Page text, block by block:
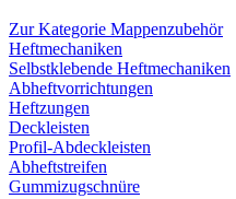
Zur Kategorie Mappenzubehör
Heftmechaniken
Selbstklebende Heftmechaniken
Abheftvorrichtungen
Heftzungen
Deckleisten
Profil-Abdeckleisten
Abheftstreifen
Gummizugschnüre